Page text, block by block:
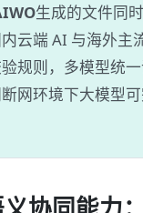
生成的文件同
云端 AI 与海外主
规则，多模型统
网环境下大模型